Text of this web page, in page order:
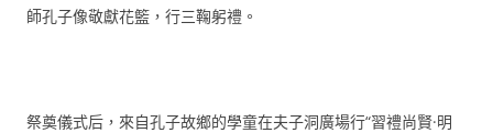
師孔子像敬獻花籃，行三鞠躬禮。
祭奠儀式后，來自孔子故鄉的學童在夫子洞廣場行“習禮尚賢·明